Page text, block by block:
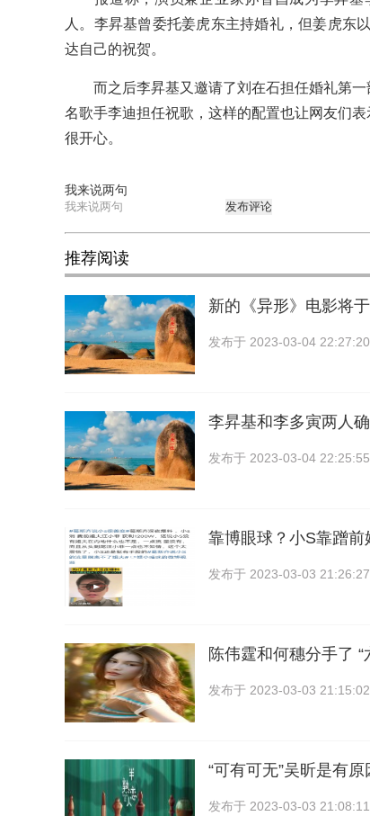
人。李昇基曾委托姜虎东主持婚礼，但姜虎东
达自己的祝贺。
而之后李昇基又邀请了刘在石担任婚礼第一
名歌手李迪担任祝歌，这样的配置也让网友们
很开心。
我来说两句
发布评论
推荐阅读
新的《异形》电影将
发布于 2023-03-04 22:27:20
李昇基和李多寅两人
发布于 2023-03-04 22:25:55
靠博眼球？小S靠蹭
发布于 2023-03-03 21:26:27
陈伟霆和何穗分手了 “
发布于 2023-03-03 21:15:02
“可有可无”吴昕是有
发布于 2023-03-03 21:08:11